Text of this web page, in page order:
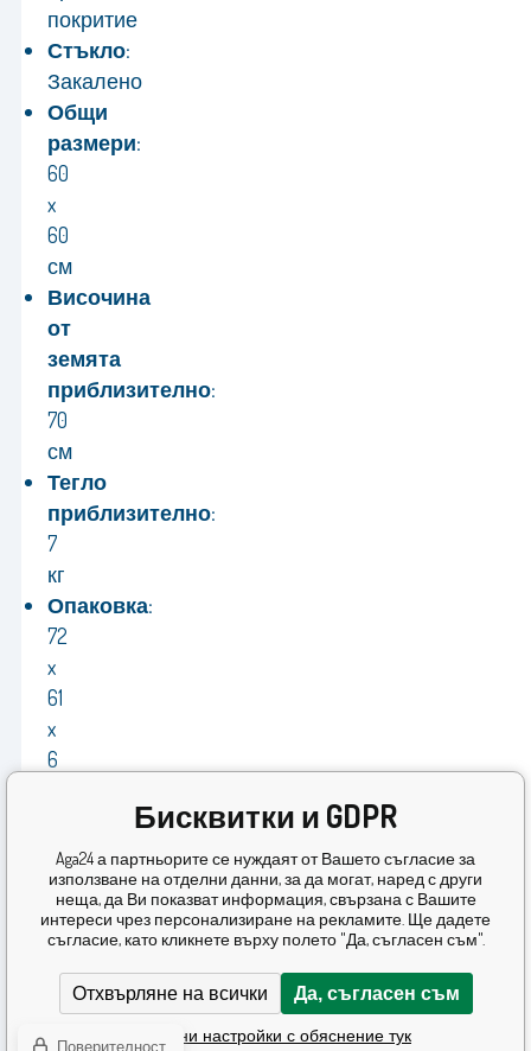
покритие
Стъкло:
Закалено
Общи
размери:
60
x
60
см
Височина
от
земята
приблизително:
70
см
Тегло
приблизително:
7
кг
Опаковка:
72
x
61
x
6
Сив
Производител:
Aga
Гаранция:
24
месеца
Бисквитки и GDPR
Aga24 а партньорите се нуждаят от Вашето съгласие за
използване на отделни данни, за да могат, наред с други
неща, да Ви показват информация, свързана с Вашите
интереси чрез персонализиране на рекламите. Ще дадете
съгласие, като кликнете върху полето "Да, съгласен съм".
Отхвърляне на всички Да, съгласен съм
Подробни настройки с обяснение тук
Поверителност